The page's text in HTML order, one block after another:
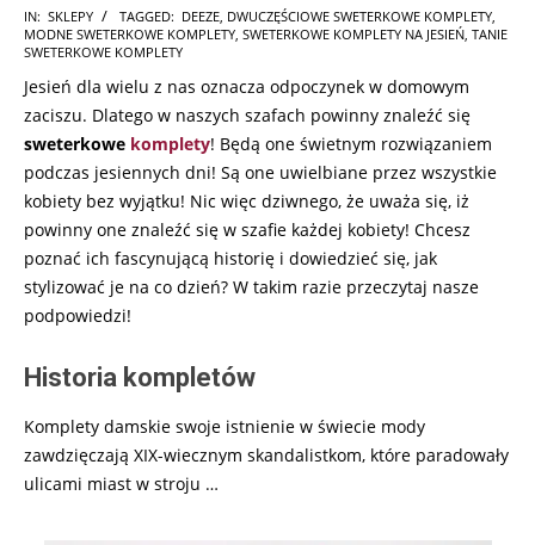
2025-
03-
IN: SKLEPY TAGGED: DEEZE DWUCZĘŚCIOWE SWETERKOWE KOMPLETY
MODNE SWETERKOWE KOMPLETY SWETERKOWE KOMPLETY NA JESIEŃ TANIE
SWETERKOWE KOMPLETY
Jesień dla wielu z nas oznacza odpoczynek w domowym
zaciszu. Dlatego w naszych szafach powinny znaleźć się
sweterkowe komplety! Będą one świetnym rozwiązaniem
podczas jesiennych dni! Są one uwielbiane przez wszystkie
kobiety bez wyjątku! Nic więc dziwnego, że uważa się, iż
powinny one znaleźć się w szafie każdej kobiety! Chcesz
poznać ich fascynującą historię i dowiedzieć się, jak
stylizować je na co dzień? W takim razie przeczytaj nasze
podpowiedzi!
Historia kompletów
Komplety damskie swoje istnienie w świecie mody
zawdzięczają XIX-wiecznym skandalistkom, które paradowały
ulicami miast w stroju …